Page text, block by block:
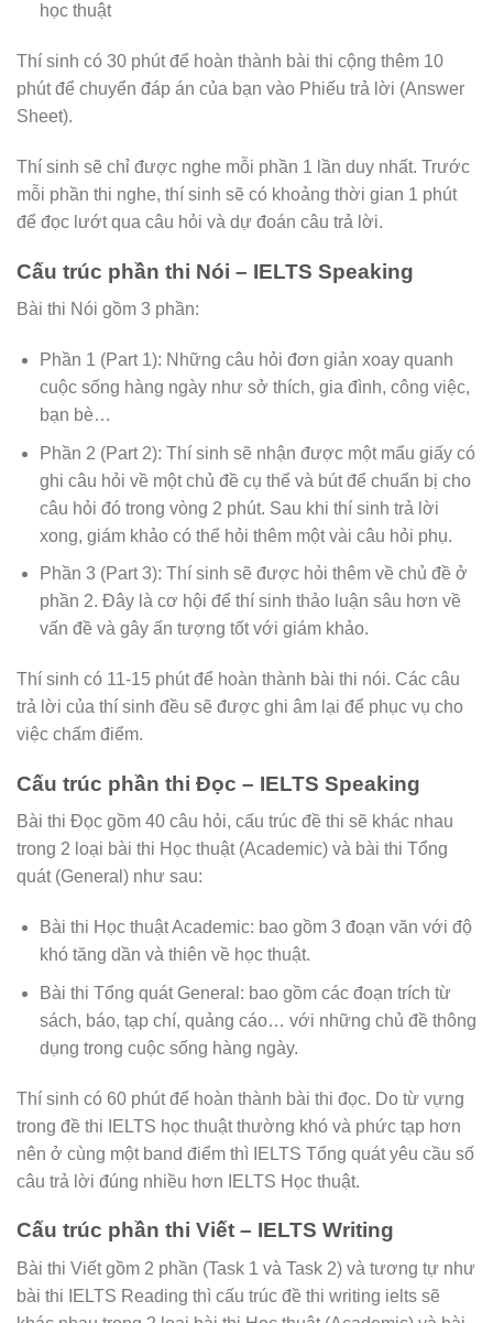
học thuật
Thí sinh có 30 phút để hoàn thành bài thi cộng thêm 10
phút để chuyển đáp án của bạn vào Phiếu trả lời (Answer
Sheet).
Thí sinh sẽ chỉ được nghe mỗi phần 1 lần duy nhất. Trước
mỗi phần thi nghe, thí sinh sẽ có khoảng thời gian 1 phút
để đọc lướt qua câu hỏi và dự đoán câu trả lời.
Cấu trúc phần thi Nói – IELTS Speaking
Bài thi Nói gồm 3 phần:
Phần 1 (Part 1): Những câu hỏi đơn giản xoay quanh
cuộc sống hàng ngày như sở thích, gia đình, công việc,
bạn bè…
Phần 2 (Part 2): Thí sinh sẽ nhận được một mẩu giấy có
ghi câu hỏi về một chủ đề cụ thể và bút để chuẩn bị cho
câu hỏi đó trong vòng 2 phút. Sau khi thí sinh trả lời
xong, giám khảo có thể hỏi thêm một vài câu hỏi phụ.
Phần 3 (Part 3): Thí sinh sẽ được hỏi thêm về chủ đề ở
phần 2. Đây là cơ hội để thí sinh thảo luận sâu hơn về
vấn đề và gây ấn tượng tốt với giám khảo.
Thí sinh có 11-15 phút để hoàn thành bài thi nói. Các câu
trả lời của thí sinh đều sẽ được ghi âm lại để phục vụ cho
việc chấm điểm.
Cấu trúc phần thi Đọc – IELTS Speaking
Bài thi Đọc gồm 40 câu hỏi, cấu trúc đề thi sẽ khác nhau
trong 2 loại bài thi Học thuật (Academic) và bài thi Tổng
quát (General) như sau:
Bài thi Học thuật Academic: bao gồm 3 đoạn văn với độ
khó tăng dần và thiên về học thuật.
Bài thi Tổng quát General: bao gồm các đoạn trích từ
sách, báo, tạp chí, quảng cáo… với những chủ đề thông
dụng trong cuộc sống hàng ngày.
Thí sinh có 60 phút để hoàn thành bài thi đọc. Do từ vựng
trong đề thi IELTS học thuật thường khó và phức tạp hơn
nên ở cùng một band điểm thì IELTS Tổng quát yêu cầu số
câu trả lời đúng nhiều hơn IELTS Học thuật.
Cấu trúc phần thi Viết – IELTS Writing
Bài thi Viết gồm 2 phần (Task 1 và Task 2) và tương tự như
bài thi IELTS Reading thì cấu trúc đề thi writing ielts sẽ